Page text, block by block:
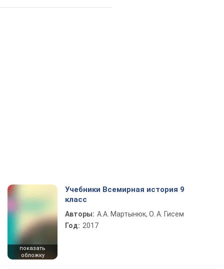
показать
обложку
Учебники Всемирная история 9
класс
Авторы: А.А. Мартынюк, О. А. Гисем
Год: 2017